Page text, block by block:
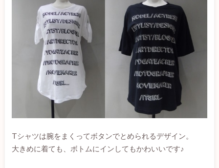
Tシャツは腕をまくってボタンでとめられるデザイン。
大きめに着ても、ボトムにインしてもかわいいです♪